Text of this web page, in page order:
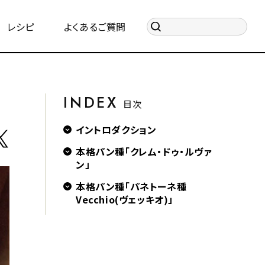
レシピ よくあるご質問
INDEX 目次
イントロダクション
本格パン種「クレム・ドゥ・ルヴァ
ン」
本格パン種「パネトーネ種
Vecchio(ヴェッキオ)」